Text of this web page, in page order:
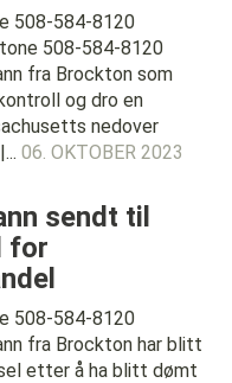
508-584-8120
508-584-8120
fra Brockton som
og dro en
nedover
06. OKTOBER 2023
sendt til
for
508-584-8120
fra Brockton har blitt
etter å ha blitt dømt